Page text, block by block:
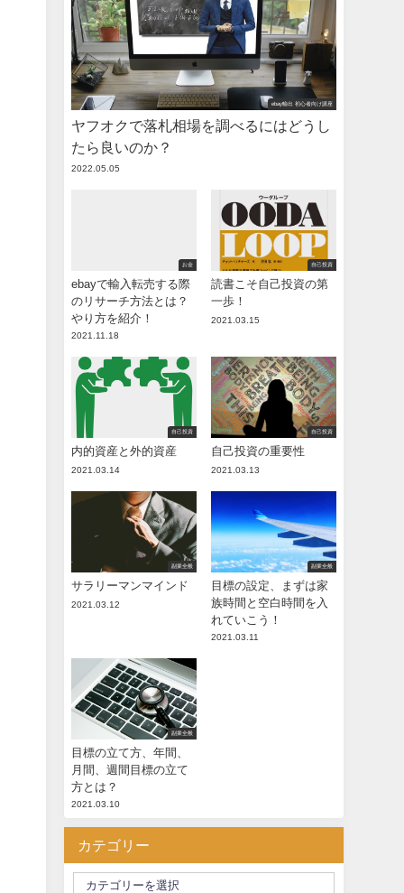
ebay輸出 初心者向け講座
ヤフオクで落札相場を調べるにはどうし
たら良いのか？
2022.05.05
お金
ebayで輸入転売する際
のリサーチ方法とは？
やり方を紹介！
2021.11.18
自己投資
読書こそ自己投資の第
一歩！
2021.03.15
自己投資
内的資産と外的資産
2021.03.14
自己投資
自己投資の重要性
2021.03.13
副業全般
サラリーマンマインド
2021.03.12
副業全般
目標の設定、まずは家
族時間と空白時間を入
れていこう！
2021.03.11
副業全般
目標の立て方、年間、
月間、週間目標の立て
方とは？
2021.03.10
カテゴリー